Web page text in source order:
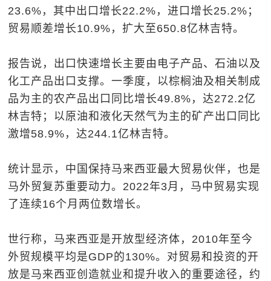
23.6%，其中出口增长22.2%，进口增长25.2%；
贸易顺差增长10.9%，扩大至650.8亿林吉特。
报告说，出口快速增长主要由电子产品、石油以及
化工产品出口支撑。一季度，以棕榈油及相关制成
品为主的农产品出口同比增长49.8%，达272.2亿
林吉特；以原油和液化天然气为主的矿产出口同比
激增58.9%，达244.1亿林吉特。
统计显示，中国保持马来西亚最大贸易伙伴，也是
马外贸复苏重要动力。2022年3月，马中贸易实现
了连续16个月两位数增长。
世行称，马来西亚是开放型经济体，2010年至今
外贸规模平均是GDP的130%。对贸易和投资的开
放是马来西亚创造就业和提升收入的重要途径，约